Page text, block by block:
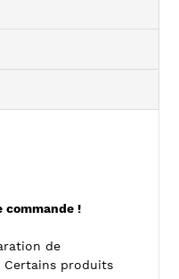
commande !
de
Certains produits